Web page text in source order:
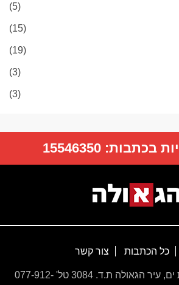
(5)
(15)
(19)
(3)
(3)
בכתבות:15546350
כל הכתבות צור קשר
שד' עצמאות 67, בת ים, עיר הגאולה ת.ד. 3084 טל' 077-912-